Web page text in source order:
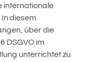
internationale
diesem
über die
DSGVO im
unterrichtet zu